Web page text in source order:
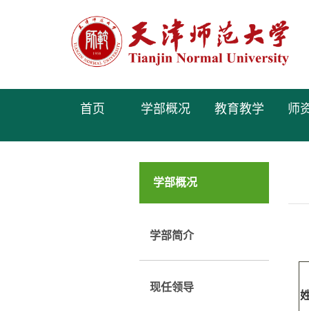
首页 学部概况 教育教学 师
学部概况
学部简介
现任领导